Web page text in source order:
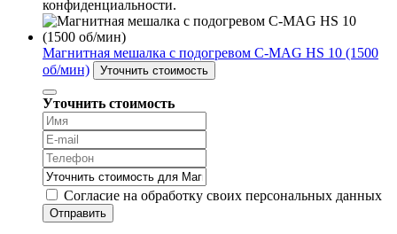
конфиденциальности.
Магнитная мешалка с подогревом C-MAG HS 10 (1500
об/мин)
Уточнить стоимость
Уточнить стоимость
Согласие на обработку своих персональных данных
Отправить